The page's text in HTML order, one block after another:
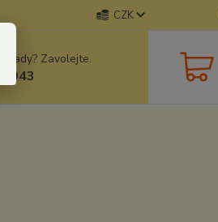
CZK
si rady? Zavolejte.